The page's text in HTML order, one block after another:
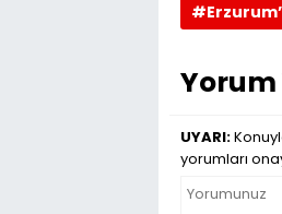
Yorum
UYARI:
yorumları